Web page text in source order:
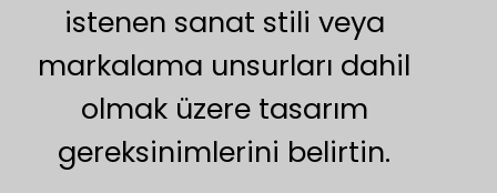
istenen sanat stili veya
markalama unsurları dahil
olmak üzere tasarım
gereksinimlerini belirtin.